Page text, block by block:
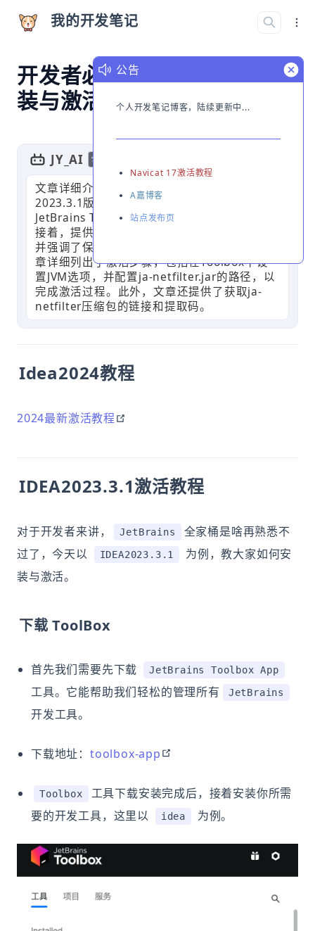
我的开发笔记
开发者必备！IDEA2024.1安
装与激活保姆级教程
JY_AI 切换简介
文章详细介绍了如何激活JetBrains的IDEA
2023.3.1版本。首先，指导读者下载并安装
JetBrains Toolbox App，以便管理开发工具。
接着，提供了下载激活包ja-netfilter的链接，
并强调了保存路径中避免使用中文。最后，文
章详细列出了激活步骤，包括在Toolbox中设
置JVM选项，并配置ja-netfilter.jar的路径，以
完成激活过程。此外，文章还提供了获取ja-
netfilter压缩包的链接和提取码。
Idea2024教程
2024最新激活教程
IDEA2023.3.1激活教程
对于开发者来讲， JetBrains
全家桶是啥再熟悉不
过了，今天以
IDEA2023.3.1
为例，教大家如何安
装与激活。
下载 ToolBox
首先我们需要先下载 JetBrains Toolbox App
工具。它能帮助我们轻松的管理所有 JetBrains
开发工具。
下载地址： toolbox-app
Toolbox
工具下载安装完成后，接着安装你所需
要的开发工具，这里以
idea 为例。
公告
个人开发笔记博客，陆续更新中...
Navicat 17激活教程
A嘉博客
站点发布页